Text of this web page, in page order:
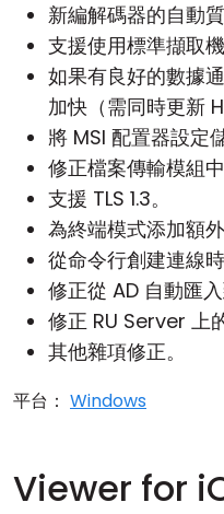
新編解碼器的自動
支援使用標準擷取
如果有良好的數據
加快（需同時更新
將 MSI 配置器設定
修正檔案傳輸模組
支援 TLS 1.3。
為終端模式添加額
從命令行創建連線
修正從 AD 自動匯
修正 RU Server 上
其他雜項修正。
平台： Windows
Viewer for